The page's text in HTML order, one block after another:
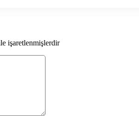
işaretlenmişlerdir